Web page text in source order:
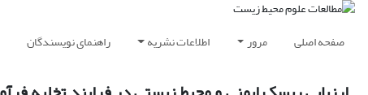
صفحه اصلی مرور اطلاعات نشریه راهنمای نویسندگان